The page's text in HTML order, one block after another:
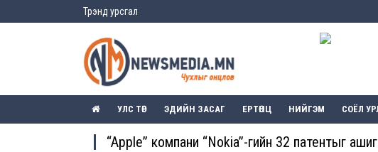
Трэнд урсгал
УЛС ТӨР ЭДИЙН ЗАСАГ ЕРТӨНЦ НИЙГЭМ СОЁЛ
“Apple” компани “Nokia”-гийн 32 патентыг